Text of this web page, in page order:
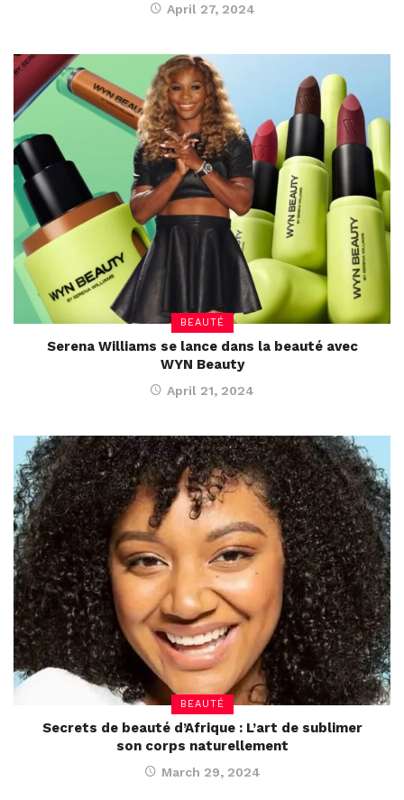
April 27, 2024
BEAUTÉ
Serena Williams se lance dans la beauté avec
WYN Beauty
April 21, 2024
BEAUTÉ
Secrets de beauté d’Afrique : L’art de sublimer
son corps naturellement
March 29, 2024